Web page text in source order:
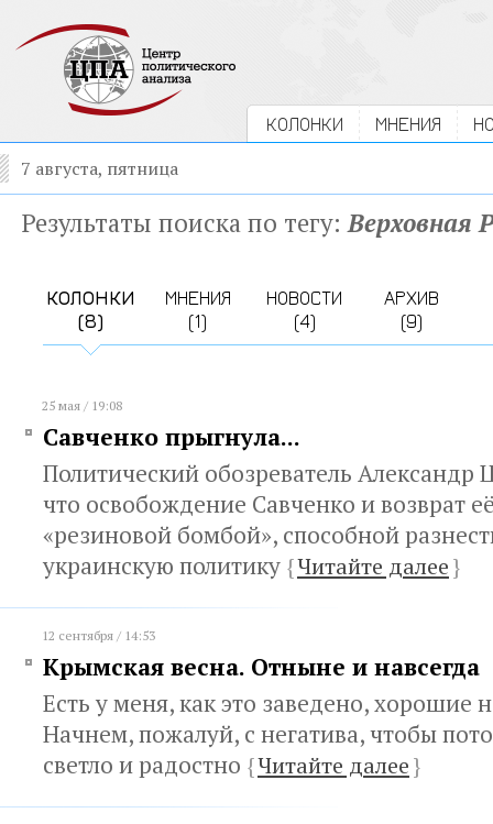
КОЛОНКИ МНЕНИЯ
7 августа, пятница
Результаты поиска по тегу:Верховная
КОЛОНКИ
(8)
МНЕНИЯ
(1)
НОВОСТИ
(4)
АРХИВ
(9)
25 мая / 19:08
Савченко прыгнула...
Политический обозреватель Александр
что освобождение Савченко и возврат
«резиновой бомбой», способной
украинскую политику {Читайте далее}
12 сентября / 14:53
Крымская весна. Отныне и навсегда
Есть у меня, как это заведено, хорошие
Начнем, пожалуй, с негатива, чтобы
светло и радостно {Читайте далее}